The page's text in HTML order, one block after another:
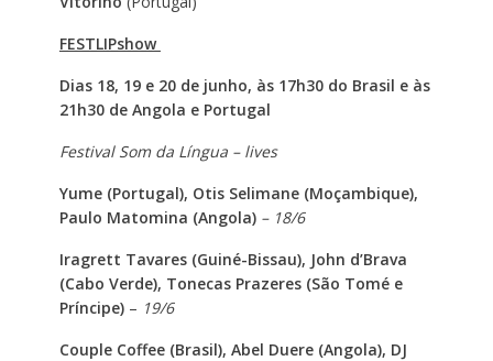
FESTLIPshow
Dias 18, 19 e 20 de junho, às 17h30 do Brasil e às
21h30 de Angola e Portugal
Festival Som da Língua – lives
Yume (Portugal), Otis Selimane (Moçambique),
Paulo Matomina (Angola)– 18/6
Iragrett Tavares (Guiné-Bissau), John d’Brava
(Cabo Verde), Tonecas Prazeres (São Tomé e
Príncipe) – 19/6
Couple Coffee (Brasil), Abel Duere (Angola), DJ